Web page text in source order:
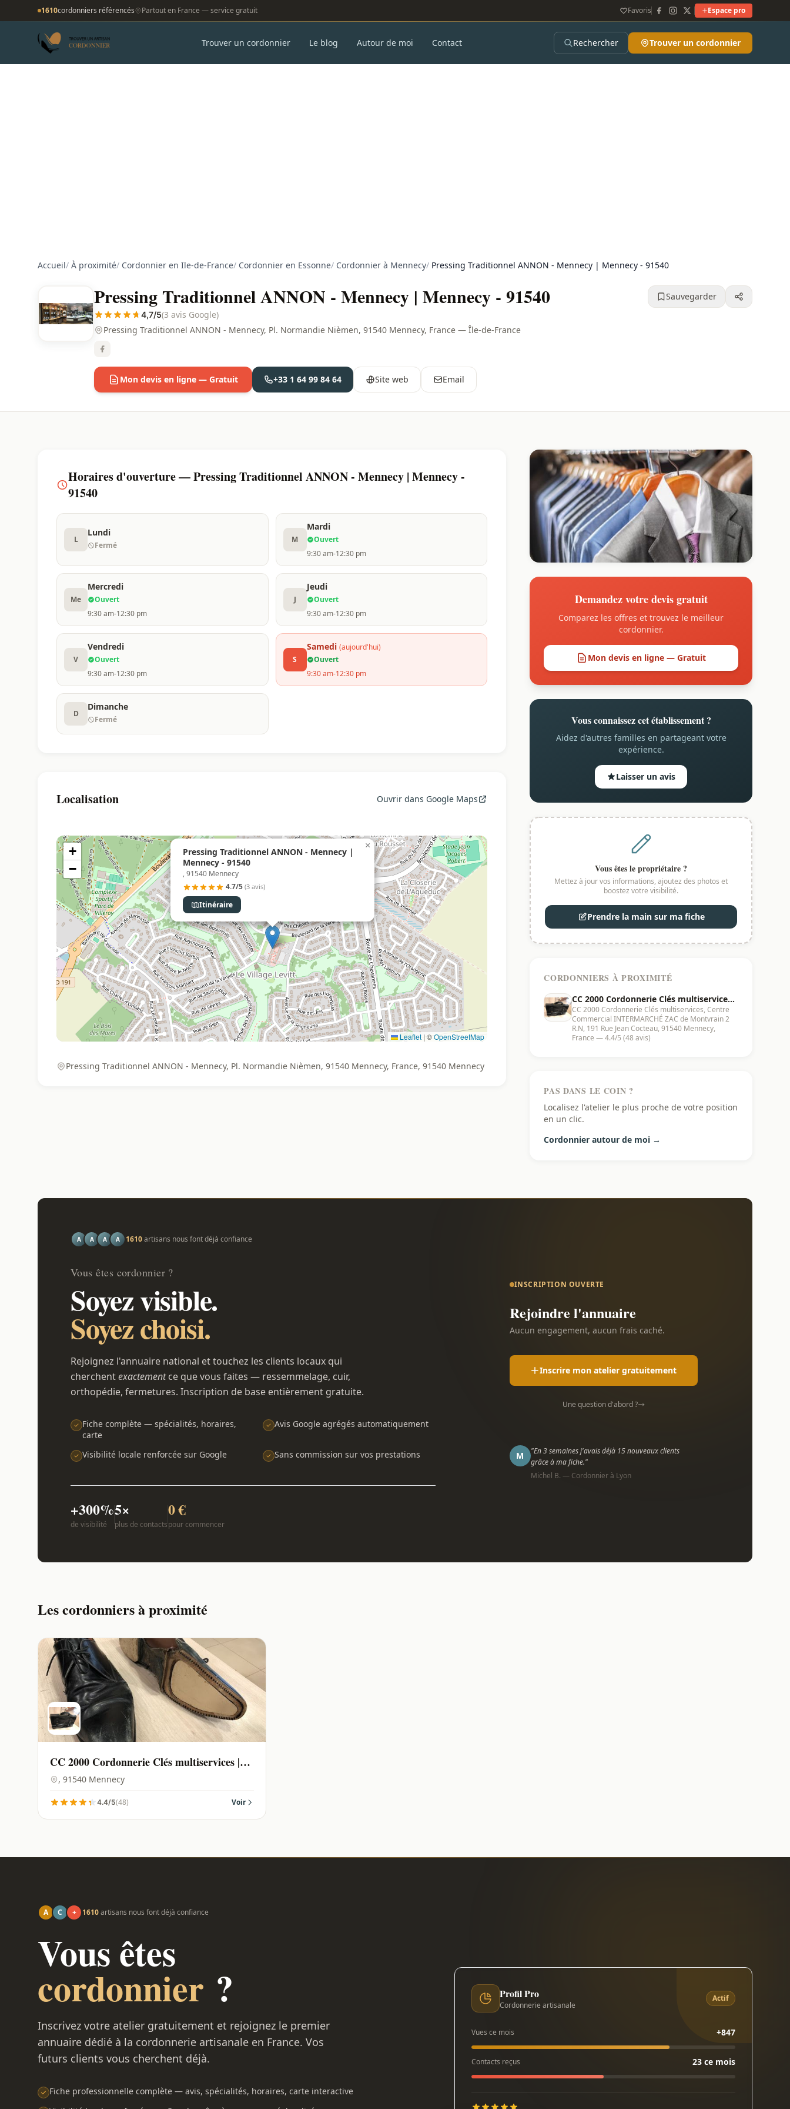
1610cordonniers référencés Partout en France — service gratuit Favoris Espace pro
Trouver un cordonnier Le blog Autour de moi Contact Rechercher Trouver un cordonnier
Accueil/ À proximité/ Cordonnier en Ile-de-France/ Cordonnier en Essonne/ Cordonnier à Mennecy/ Pressing Traditionnel ANNON - Mennecy | Mennecy - 91540
Pressing Traditionnel ANNON - Mennecy | Mennecy - 91540
4,7/5(3 avis Google)
Pressing Traditionnel ANNON - Mennecy, Pl. Normandie Nièmen, 91540 Mennecy, France — Île-de-France
Sauvegarder
Mon devis en ligne — Gratuit +33 1 64 99 84 64 Site web Email
Horaires d'ouverture — Pressing Traditionnel ANNON - Mennecy | Mennecy -
91540
L
Lundi
Fermé
M
Mardi
Ouvert
9:30 am-12:30 pm
Me
Mercredi
Ouvert
9:30 am-12:30 pm
J
Jeudi
Ouvert
9:30 am-12:30 pm
V
Vendredi
Ouvert
9:30 am-12:30 pm
S
Samedi (aujourd'hui)
Ouvert
9:30 am-12:30 pm
D
Dimanche
Fermé
Localisation Ouvrir dans Google Maps
Pressing Traditionnel ANNON - Mennecy |
Mennecy - 91540
, 91540 Mennecy
4.7/5 (3 avis)
Itinéraire
×
+
−
Leaflet | ©OpenStreetMap
Pressing Traditionnel ANNON - Mennecy, Pl. Normandie Nièmen, 91540 Mennecy, France, 91540 Mennecy
Demandez votre devis gratuit
Comparez les offres et trouvez le meilleur
cordonnier.
Mon devis en ligne — Gratuit
Vous connaissez cet établissement ?
Aidez d'autres familles en partageant votre
expérience.
Laisser un avis
Vous êtes le propriétaire ?
Mettez à jour vos informations, ajoutez des photos et
boostez votre visibilité.
Prendre la main sur ma fiche
CORDONNIERS À PROXIMITÉ
CC 2000 Cordonnerie Clés multiservices
| Mennecy - 91540
CC 2000 Cordonnerie Clés multiservices, Centre
Commercial INTERMARCHÉ ZAC de Montvrain 2
R.N, 191 Rue Jean Cocteau, 91540 Mennecy,
France — 4.4/5 (48 avis)
PAS DANS LE COIN ?
Localisez l'atelier le plus proche de votre position
en un clic.
Cordonnier autour de moi →
A A A A 1610artisans nous font déjà confiance
Vous êtes cordonnier ?
Soyez visible.
Soyez choisi.
Rejoignez l'annuaire national et touchez les clients locaux qui
cherchentexactementce que vous faites — ressemmelage, cuir,
orthopédie, fermetures. Inscription de base entièrement gratuite.
Fiche complète — spécialités, horaires,
carte
Avis Google agrégés automatiquement
Visibilité locale renforcée sur Google Sans commission sur vos prestations
+300%
de visibilité
5×
plus de contacts
0 €
pour commencer
INSCRIPTION OUVERTE
Rejoindre l'annuaire
Aucun engagement, aucun frais caché.
Inscrire mon atelier gratuitement
Une question d'abord ?
M
"En 3 semaines j'avais déjà 15 nouveaux clients
grâce à ma fiche."
Michel B. — Cordonnier à Lyon
Les cordonniers à proximité
CC 2000 Cordonnerie Clés multiservices |
Mennecy - 91540
, 91540 Mennecy
4.4/5(48) Voir
A C + 1610artisans nous font déjà confiance
Vous êtes
cordonnier ?
Inscrivez votre atelier gratuitement et rejoignez le premier
annuaire dédié à la cordonnerie artisanale en France. Vos
futurs clients vous cherchent déjà.
Fiche professionnelle complète — avis, spécialités, horaires, carte interactive
Profil Pro
Cordonnerie artisanale
Actif
Vues ce mois +847
Contacts reçus 23 ce mois